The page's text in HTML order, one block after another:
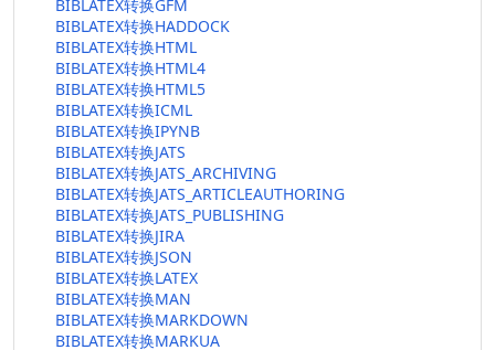
BIBLATEX转换GFM
BIBLATEX转换HADDOCK
BIBLATEX转换HTML
BIBLATEX转换HTML4
BIBLATEX转换HTML5
BIBLATEX转换ICML
BIBLATEX转换IPYNB
BIBLATEX转换JATS
BIBLATEX转换JATS_ARCHIVING
BIBLATEX转换JATS_ARTICLEAUTHORING
BIBLATEX转换JATS_PUBLISHING
BIBLATEX转换JIRA
BIBLATEX转换JSON
BIBLATEX转换LATEX
BIBLATEX转换MAN
BIBLATEX转换MARKDOWN
BIBLATEX转换MARKUA